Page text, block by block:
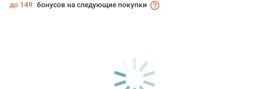
до 149 бонусов на следующие покупки